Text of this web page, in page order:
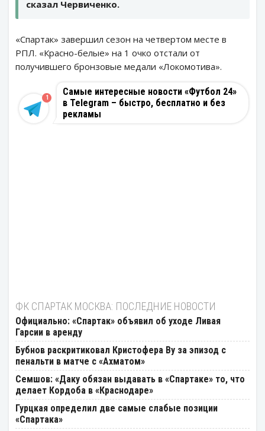
сказал Червиченко.
«Спартак» завершил сезон на четвертом месте в
РПЛ. «Красно-белые» на 1 очко отстали от
получившего бронзовые медали «Локомотива».
Самые интересные новости «Футбол 24»
в Telegram – быстро, бесплатно и без
рекламы
1
ФК СПАРТАК МОСКВА: ПОСЛЕДНИЕ НОВОСТИ
Официально: «Спартак» объявил об уходе Ливая
Гарсии в аренду
Бубнов раскритиковал Кристофера Ву за эпизод с
пенальти в матче с «Ахматом»
Семшов: «Даку обязан выдавать в «Спартаке» то, что
делает Кордоба в «Краснодаре»
Гурцкая определил две самые слабые позиции
«Спартака»